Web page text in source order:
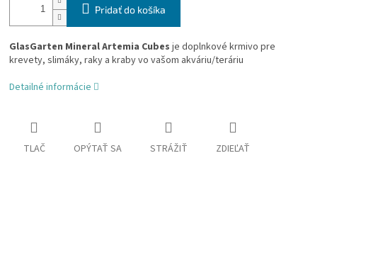
Pridať do košíka
GlasGarten Mineral Artemia Cubes je doplnkové krmivo pre
krevety, slimáky, raky a kraby vo vašom akváriu/teráriu
Detailné informácie
TLAČ OPÝTAŤ SA STRÁŽIŤ ZDIEĽAŤ